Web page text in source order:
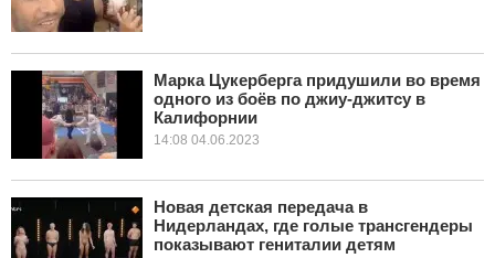
ЭКОНОМИКА
В МИРЕ
ОБЩЕСТВО
КУЛЬТУРА
Марка Цукерберга придушили во время
одного из боёв по джиу-джитсу в
Калифорнии
14:08 04.06.2023
Новая детская передача в
Нидерландах, где голые трансгендеры
показывают гениталии детям